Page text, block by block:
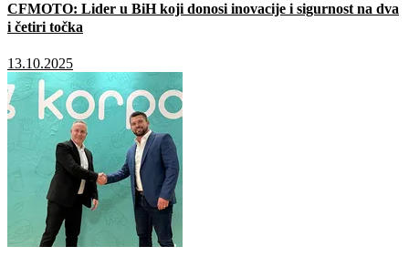
CFMOTO: Lider u BiH koji donosi inovacije i sigurnost na dva
i četiri točka
13.10.2025